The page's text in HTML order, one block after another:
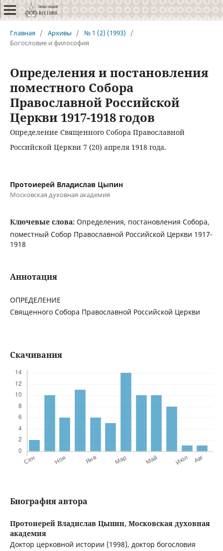
Главная / Архивы / № 1 (2) (1993)
/
Богословие и философия
Определения и постановления
поместного Собора
Православной Российской
Церкви 1917-1918 годов
Определение Священного Собора Православной
Российской Церкви 7 (20) апреля 1918 года.
Протоиерей Владислав Цыпин
Московская духовная академия
Ключевые слова: Определения, постановления Собора,
поместный Собор Православной Российской Церкви 1917-
1918
Аннотация
ОПРЕДЕЛЕНИЕ
Священного Собора Православной Российской Церкви
Скачивания
Биография автора
Протоиерей Владислав Цыпин, Московская духовная
академия
Доктор церковной истории (1998), доктор богословия